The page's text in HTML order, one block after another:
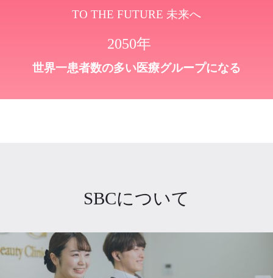
TO THE FUTURE 未来へ
2050年
世界一患者数の多い医療グループになる
SBCについて